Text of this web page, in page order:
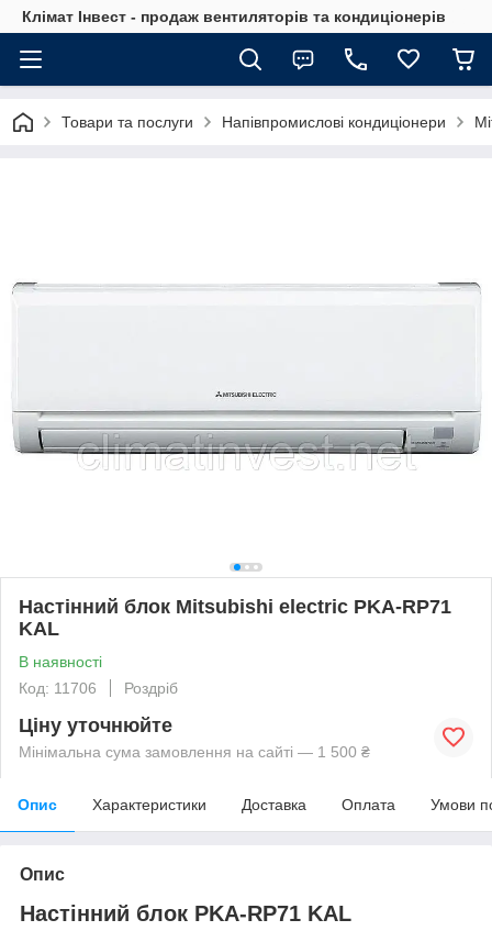
Клімат Інвест - продаж вентиляторів та кондиціонерів
Товари та послуги Напівпромислові кондиціонери
Настінний блок Mitsubishi electric PKA-RP71
KAL
В наявності
Код: 11706
Роздріб
Ціну уточнюйте
Мінімальна сума замовлення на сайті — 1 500 ₴
Опис Характеристики Доставка Оплата Умови
Опис
Настінний блок PKA-RP71 KAL